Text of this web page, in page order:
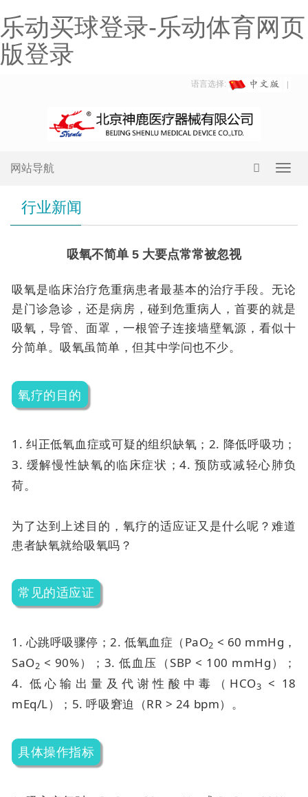
乐动买球登录-乐动体育网页
版登录
语言选择:
网站导航
行业新闻
吸氧不简单 5 大要点常常被忽视
吸氧是临床治疗危重病患者最基本的治疗手段。无论
是门诊急诊，还是病房，碰到危重病人，首要的就是
吸氧，导管、面罩，一根管子连接墙壁氧源，看似十
分简单。吸氧虽简单，但其中学问也不少。
氧疗的目的
1. 纠正低氧血症或可疑的组织缺氧； 2. 降低呼吸功；
3. 缓解慢性缺氧的临床症状；4. 预防或减轻心肺负
荷。
为了达到上述目的，氧疗的适应证又是什么呢？难道
患者缺氧就给吸氧吗？
常见的适应证
1. 心跳呼吸骤停；2. 低氧血症（PaO2 < 60 mmHg，
SaO2 < 90%）； 3. 低血压（SBP < 100 mmHg）；
4. 低心输出量及代谢性酸中毒（HCO3
< 18
mEq/L）； 5. 呼吸窘迫（RR > 24 bpm）。
具体操作指标